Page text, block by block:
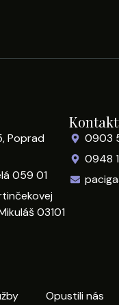
Poprad
059 01
03101
0903
0948
Opustili nás